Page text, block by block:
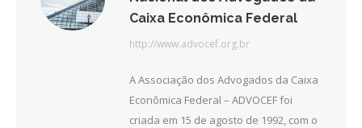
Caixa Econômica Federal
http://www.advocef.org.br
A Associação dos Advogados da Caixa
Econômica Federal – ADVOCEF foi
criada em 15 de agosto de 1992, com o